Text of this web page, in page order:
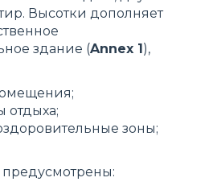
Высотки дополняет
здание (Annex 1),
отдыха;
зоны;